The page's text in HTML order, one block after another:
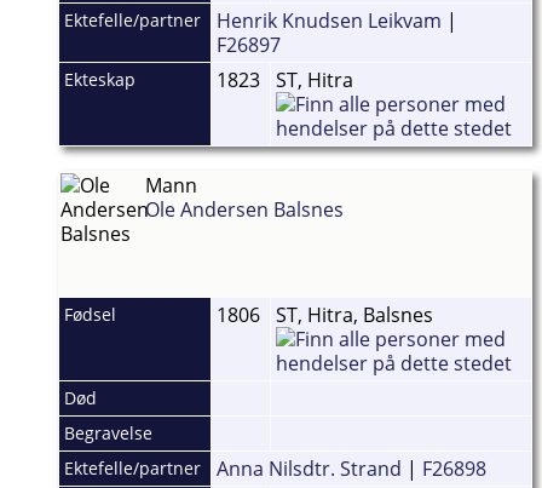
Ektefelle/partner
Henrik Knudsen Leikvam |
F26897
Ekteskap 1823 ST, Hitra
Mann
Ole Andersen Balsnes
Fødsel 1806 ST, Hitra, Balsnes
Død
Begravelse
Ektefelle/partner
Anna Nilsdtr. Strand | F26898